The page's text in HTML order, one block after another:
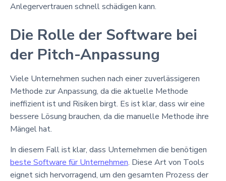
Anlegervertrauen schnell schädigen kann.
Die Rolle der Software bei
der Pitch-Anpassung
Viele Unternehmen suchen nach einer zuverlässigeren
Methode zur Anpassung, da die aktuelle Methode
ineffizient ist und Risiken birgt. Es ist klar, dass wir eine
bessere Lösung brauchen, da die manuelle Methode ihre
Mängel hat.
In diesem Fall ist klar, dass Unternehmen die benötigen
beste Software für Unternehmen. Diese Art von Tools
eignet sich hervorragend, um den gesamten Prozess der